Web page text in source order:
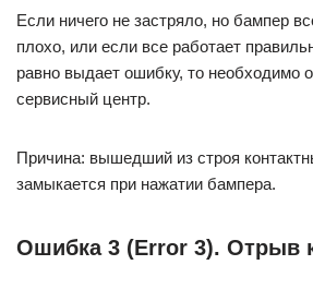
Если ничего не застряло, но бампер
плохо, или если все работает
равно выдает ошибку, то необходимо
сервисный центр.
Причина: вышедший из строя
замыкается при нажатии бампера.
Ошибка 3 (Error 3). Отрыв